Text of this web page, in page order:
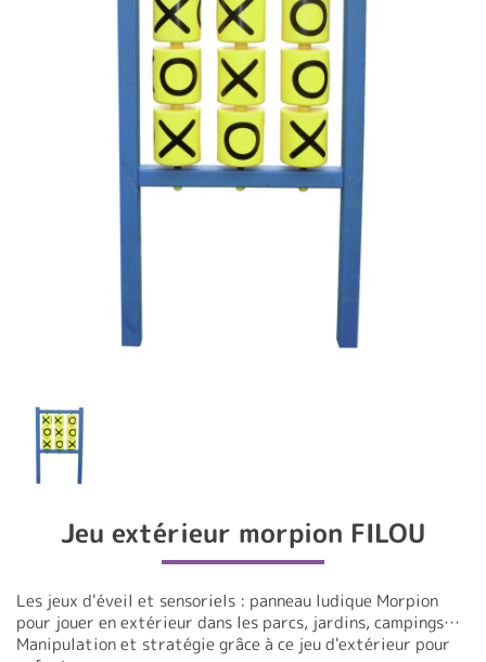
Jeu extérieur morpion FILOU
Les jeux d'éveil et sensoriels : panneau ludique Morpion
pour jouer en extérieur dans les parcs, jardins, campings…
Manipulation et stratégie grâce à ce jeu d'extérieur pour